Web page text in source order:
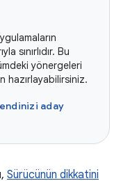
sınırlıdır. Bu
yönergeleri
hazırlayabilirsiniz.
aday
Sürücünün dikkatini